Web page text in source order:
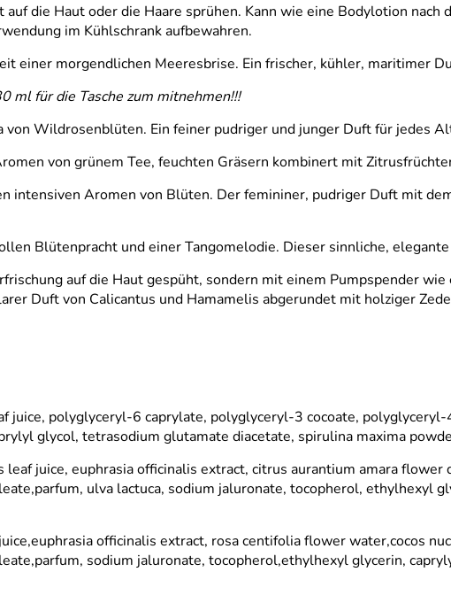
die Haut oder die Haare sprühen. Kann wie eine Bodylotion nach
im Kühlschrank aufbewahren.
einer morgendlichen Meeresbrise. Ein frischer, kühler, maritimer
ml für die Tasche zum mitnehmen!!!
von Wildrosenblüten. Ein feiner pudriger und junger Duft für jedes
von grünem Tee, feuchten Gräsern kombinert mit
intensiven Aromen von Blüten. Der femininer, pudriger Duft mit
Blütenpracht und einer Tangomelodie. Dieser sinnliche,
auf die Haut gespüht, sondern mit einem Pumpspender
Duft von Calicantus und Hamamelis abgerundet mit holziger
juice, polyglyceryl-6 caprylate, polyglyceryl-3 cocoate,
glycol, tetrasodium glutamate diacetate, spirulina maxima
leaf juice, euphrasia officinalis extract, citrus aurantium amara
ulva lactuca, sodium jaluronate, tocopherol, ethylhexyl
officinalis extract, rosa centifolia flower water,cocos
sodium jaluronate, tocopherol,ethylhexyl glycerin,